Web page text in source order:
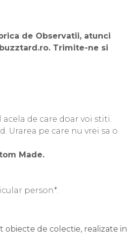
de Observatii, atunci
Trimite-ne si
de care doar voi stiti.
Urarea pe care nu vrei sa o
Made.
person*.
de colectie, realizate in